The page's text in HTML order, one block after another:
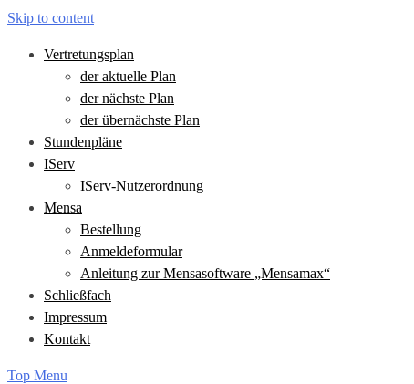
Skip to content
Vertretungsplan
der aktuelle Plan
der nächste Plan
der übernächste Plan
Stundenpläne
IServ
IServ-Nutzerordnung
Mensa
Bestellung
Anmeldeformular
Anleitung zur Mensasoftware „Mensamax“
Schließfach
Impressum
Kontakt
Top Menu